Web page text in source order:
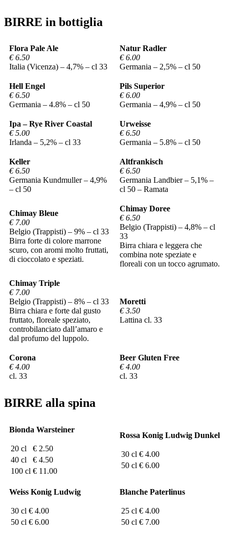
BIRRE in bottiglia
Flora Pale Ale
€ 6.50
Italia (Vicenza) – 4,7% – cl 33
Natur Radler
€ 6.00
Germania – 2,5% – cl 50
Hell Engel
€ 6.50
Germania – 4.8% – cl 50
Pils Superior
€ 6.00
Germania – 4,9% – cl 50
Ipa – Rye River Coastal
€ 5.00
Irlanda – 5,2% – cl 33
Urweisse
€ 6.50
Germania – 5.8% – cl 50
Keller
€ 6.50
Germania Kundmuller – 4,9%
– cl 50
Altfrankisch
€ 6.50
Germania Landbier – 5,1% –
cl 50 – Ramata
Chimay Bleue
€ 7.00
Belgio (Trappisti) – 9% – cl 33
Birra forte di colore marrone
scuro, con aromi molto fruttati,
di cioccolato e speziati.
Chimay Doree
€ 6.50
Belgio (Trappisti) – 4,8% – cl
33
Birra chiara e leggera che
combina note speziate e
floreali con un tocco agrumato.
Chimay Triple
€ 7.00
Belgio (Trappisti) – 8% – cl 33
Birra chiara e forte dal gusto
fruttato, floreale speziato,
controbilanciato dall’amaro e
dal profumo del luppolo.
Moretti
€ 3.50
Lattina cl. 33
Corona
€ 4.00
cl. 33
Beer Gluten Free
€ 4.00
cl. 33
BIRRE alla spina
Bionda Warsteiner
20 cl
€ 2.50
40 cl
€ 4.50
100 cl € 11.00
Rossa Konig Ludwig Dunkel
30 cl € 4.00
50 cl € 6.00
Weiss Konig Ludwig
30 cl € 4.00
50 cl € 6.00
Blanche Paterlinus
25 cl € 4.00
50 cl € 7.00